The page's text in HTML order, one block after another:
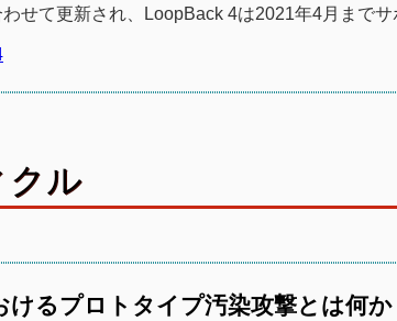
せて更新され、LoopBack 4は2021年4月までサ
クル
けるプロトタイプ汚染攻撃とは何